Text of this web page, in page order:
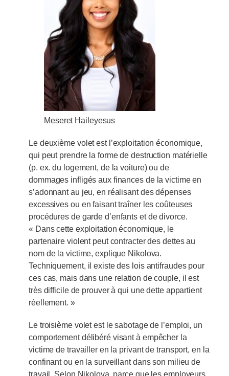
Meseret Haileyesus
Le deuxième volet est l’exploitation économique,
qui peut prendre la forme de destruction matérielle
(p. ex. du logement, de la voiture) ou de
dommages infligés aux finances de la victime en
s’adonnant au jeu, en réalisant des dépenses
excessives ou en faisant traîner les coûteuses
procédures de garde d’enfants et de divorce.
« Dans cette exploitation économique, le
partenaire violent peut contracter des dettes au
nom de la victime, explique Nikolova.
Techniquement, il existe des lois antifraudes pour
ces cas, mais dans une relation de couple, il est
très difficile de prouver à qui une dette appartient
réellement. »
Le troisième volet est le sabotage de l’emploi, un
comportement délibéré visant à empêcher la
victime de travailler en la privant de transport, en la
confinant ou en la surveillant dans son milieu de
travail. Selon Nikolova, parce que les employeurs